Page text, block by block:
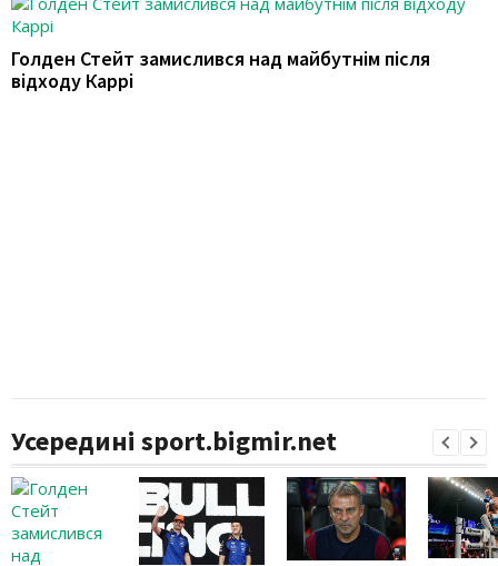
Голден Стейт замислився над майбутнім після
відходу Каррі
Усередині sport.bigmir.net